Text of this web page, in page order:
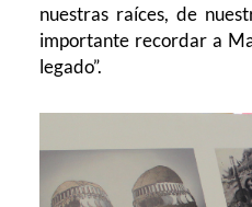
nuestras raíces, de
importante recordar a
legado”.